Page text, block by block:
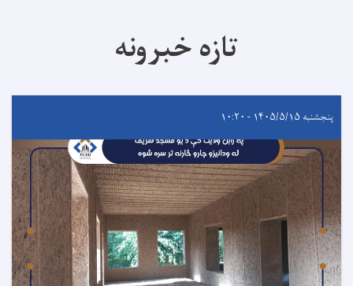
تازه خبرونه
پنجشنبه ۱۴۰۵/۵/۱۵ - ۱۰:۲۰